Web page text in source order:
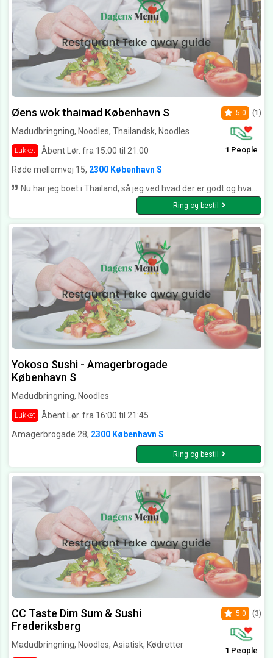
Øens wok thaimad København S
Madudbringning, Noodles, Thailandsk, Noodles
Lukket Åbent Lør. fra 15:00 til 21:00
5.0 (1)
1 People
Røde mellemvej 15, 2300 København S
Nu har jeg boet i Thailand, så jeg ved hvad der er godt og hvad der ikke er godt thai mad. Jeg må sige at Øens Wok laver det bedste Thai mad som jeg har smagt i Danmark. Det er næsten som om at spise i Thailand igen. Kan klart anbefales.
Ring og bestil
Yokoso Sushi - Amagerbrogade
København S
Madudbringning, Noodles
Lukket
Åbent Lør. fra 16:00 til 21:45
Amagerbrogade 28, 2300 København S
Ring og bestil
CC Taste Dim Sum & Sushi
Frederiksberg
Madudbringning, Noodles, Asiatisk, Kødretter
5.0 (3)
1 People